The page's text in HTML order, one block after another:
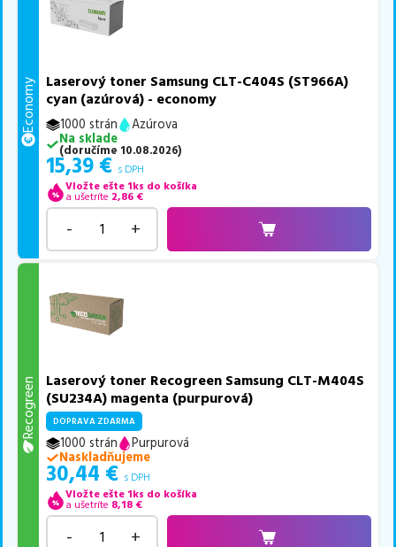
Economy
Laserový toner Samsung CLT-C404S (ST966A)
cyan (azúrová) - economy
1000 strán
Azúrova
Na sklade
(doručíme 10.08.2026)
15,39 € s DPH
Vložte ešte 1ks do košíka
a ušetríte 2,86 €
- +
Recogreen Laserový toner Recogreen Samsung CLT-M404S
(SU234A) magenta (purpurová)
DOPRAVA ZDARMA
1000 strán
Purpurová
Naskladňujeme
30,44 € s DPH
Vložte ešte 1ks do košíka
a ušetríte 8,18 €
- +